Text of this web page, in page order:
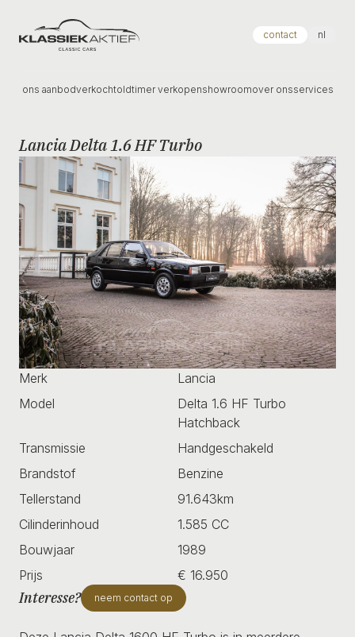
Klassiek Aktief contact nl
ons aanbodverkochtoldtimer verkopenshowroomover onsservices
Lancia Delta 1.6 HF Turbo
Merk
Lancia
Model
Delta 1.6 HF Turbo
Hatchback
Transmissie
Handgeschakeld
Brandstof
Benzine
Tellerstand
91.643km
Cilinderinhoud
1.585 CC
Bouwjaar
1989
Prijs
€ 16.950
Interesse? neem contact op